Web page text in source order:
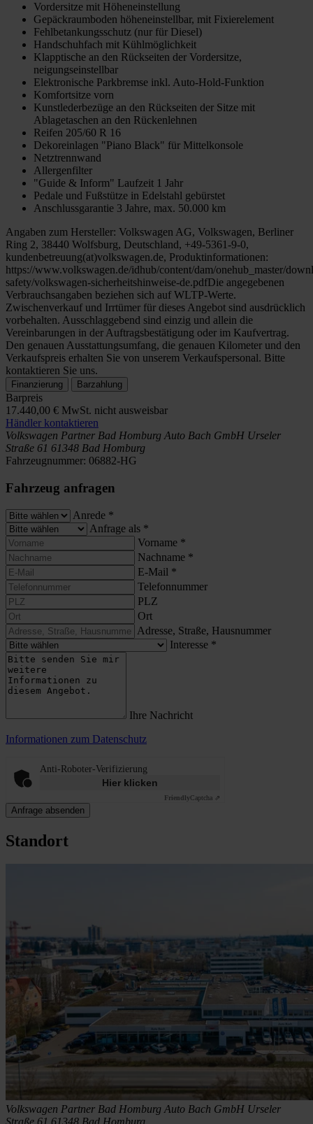
Vordersitze mit Höheneinstellung
Gepäckraumboden höheneinstellbar, mit Fixierelement
Fehlbetankungsschutz (nur für Diesel)
Handschuhfach mit Kühlmöglichkeit
Klapptische an den Rückseiten der Vordersitze,
neigungseinstellbar
Elektronische Parkbremse inkl. Auto-Hold-Funktion
Komfortsitze vorn
Kunstlederbezüge an den Rückseiten der Sitze mit
Ablagetaschen an den Rückenlehnen
Reifen 205/60 R 16
Dekoreinlagen "Piano Black" für Mittelkonsole
Netztrennwand
Allergenfilter
"Guide & Inform" Laufzeit 1 Jahr
Pedale und Fußstütze in Edelstahl gebürstet
Anschlussgarantie 3 Jahre, max. 50.000 km
Angaben zum Hersteller: Volkswagen AG, Volkswagen, Berliner
Ring 2, 38440 Wolfsburg, Deutschland, +49-5361-9-0,
kundenbetreuung(at)volkswagen.de, Produktinformationen:
https://www.volkswagen.de/idhub/content/dam/onehub_master/
safety/volkswagen-sicherheitshinweise-de.pdfDie angegebenen
Verbrauchsangaben beziehen sich auf WLTP-Werte.
Zwischenverkauf und Irrtümer für dieses Angebot sind ausdrücklich
vorbehalten. Ausschlaggebend sind einzig und allein die
Vereinbarungen in der Auftragsbestätigung oder im Kaufvertrag.
Den genauen Ausstattungsumfang, die genauen Kilometer und den
Verkaufspreis erhalten Sie von unserem Verkaufspersonal. Bitte
kontaktieren Sie uns.
Finanzierung Barzahlung
Barpreis
17.440,00 € MwSt. nicht ausweisbar
Händler kontaktieren
Volkswagen Partner Bad Homburg Auto Bach GmbH Urseler
Straße 61 61348 Bad Homburg
Fahrzeugnummer: 06882-HG
Fahrzeug anfragen
Anrede *
Anfrage als *
Vorname *
Nachname *
E-Mail *
Telefonnummer
PLZ
Ort
Adresse, Straße, Hausnummer
Interesse *
Ihre Nachricht
Informationen zum Datenschutz
Anti-Roboter-Verifizierung
Hier klicken
FriendlyCaptcha ⇗
Anfrage absenden
Standort
Volkswagen Partner Bad Homburg Auto Bach GmbH Urseler